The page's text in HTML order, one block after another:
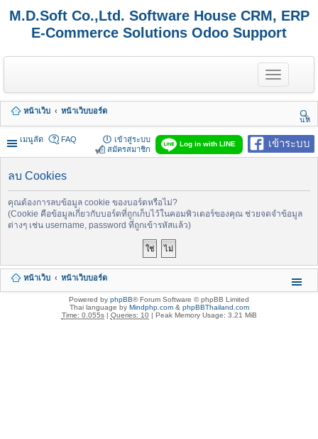
M.D.Soft Co.,Ltd. Software House CRM, ERP
E-Commerce Solutions Odoo Support
T
o
g
e
n
a
v
a
i
หน้าเว็บ
หน้าเว็บบอร์ด
นห
า
เมนูลัด
เข้าระบบ
Log in with LINE
FAQ
เข้าสู่ระบบ
สมัครสมาชิก
ลบ Cookies
คุณต้องการลบข้อมูล cookie ของบอร์ดหรือไม่?
(Cookie คือข้อมูลเกี่ยวกับบอร์ดที่ถูกเก็บไว้ในคอมพิวเตอร์ของคุณ ช่วยจดจำข้อมูล
ต่างๆ เช่น username, password ที่ถูกเข้ารหัสแล้ว)
หน้าเว็บ หน้าเว็บบอร์ด
Powered by phpBB® Forum Software © phpBB Limited
Thai language by Mindphp.com& phpBBThailand.com
Time: 0.055s| Queries: 10| Peak Memory Usage: 3.21 MiB